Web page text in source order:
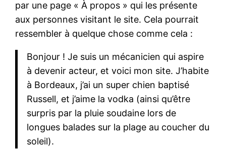
par une page « À propos » qui les présente
aux personnes visitant le site. Cela pourrait
ressembler à quelque chose comme cela :
Bonjour ! Je suis un mécanicien qui aspire
à devenir acteur, et voici mon site. J’habite
à Bordeaux, j’ai un super chien baptisé
Russell, et j’aime la vodka (ainsi qu’être
surpris par la pluie soudaine lors de
longues balades sur la plage au coucher du
soleil).